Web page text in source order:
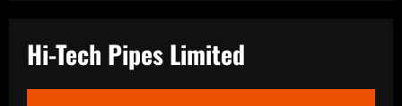
Hi-Tech Pipes Limited